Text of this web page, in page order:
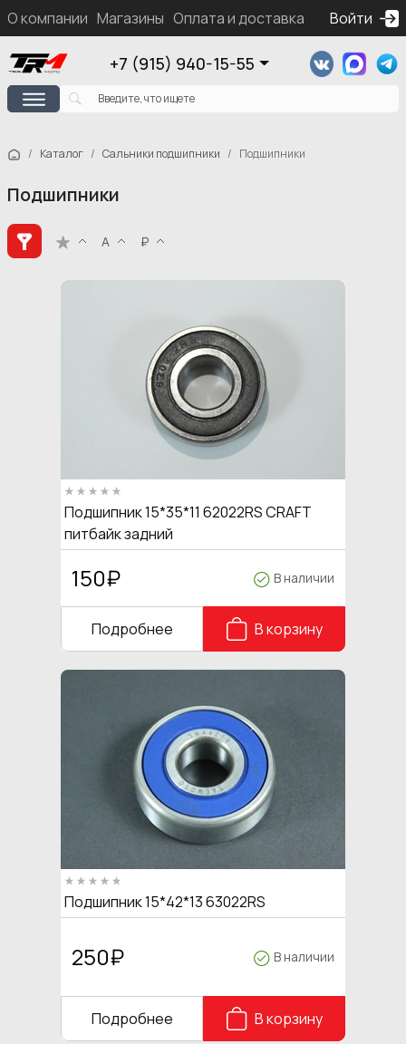
О компании Магазины Оплата и доставка Контакты
Войти
+7 (915) 940-15-55
Каталог Сальники подшипники Подшипники
Подшипники
А ₽
Подшипник 15*35*11 62022RS CRAFT
питбайк задний
150₽ В наличии
Подробнее В корзину
Подшипник 15*42*13 63022RS
250₽ В наличии
Подробнее В корзину